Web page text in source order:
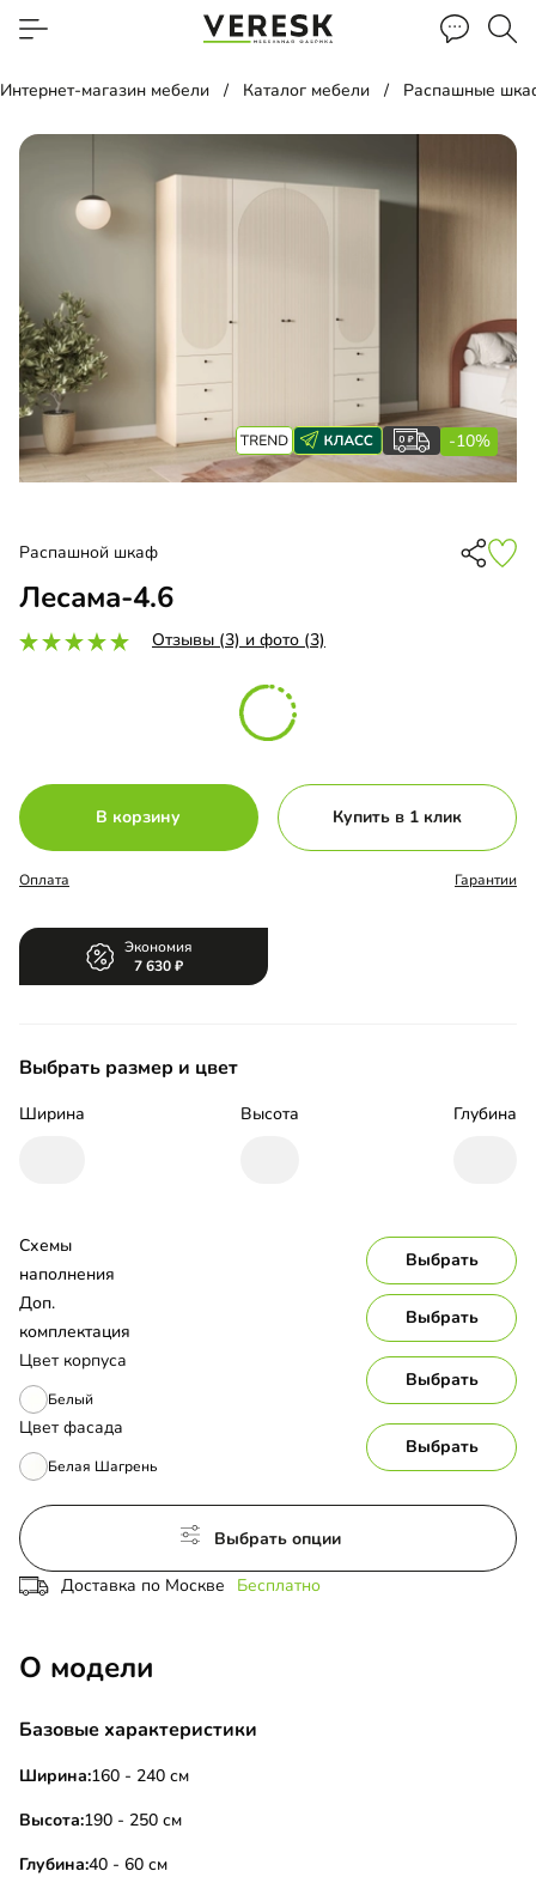
Интернет-магазин мебели Каталог мебели Распашные
-10%
Распашной шкаф
Лесама-4.6
Отзывы (3) и фото (3)
В корзину Купить в 1 клик
Оплата Гарантии
Экономия
7 630
Выбрать размер и цвет
Ширина Высота Глубина
Цвет корпуса
Белый
Выбрать
Цвет фасада
Белая Шагрень
Выбрать
Схемы
наполнения
Выбрать
Доп.
комплектация
Выбрать
Выбрать опции
Доставка по Москве Бесплатно
О модели
Базовые характеристики
Ширина:160 - 240 см
Высота:190 - 250 см
Глубина:40 - 60 см